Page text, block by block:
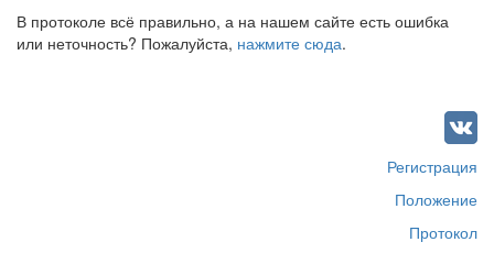
В протоколе всё правильно, а на нашем сайте есть ошибка
или неточность? Пожалуйста, нажмите сюда.
Регистрация
Положение
Протокол